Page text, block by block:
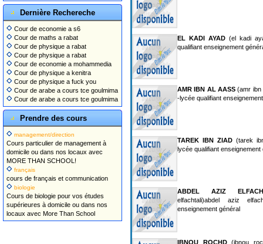
Dernière Rechereche
Cour de economie a s6
Cour de maths a rabat
Cour de physique a rabat
Cour de physique a rabat
Cour de economie a mohammedia
Cour de physique a kenitra
Cour de physique a fuck you
Cour de arabe a cours tce goulmima
Cour de arabe a cours tce goulmima
Prendre des cours
management/direction
Cours particulier de management à
domicile ou dans nos locaux avec
MORE THAN SCHOOL!
français
cours de français et communication
biologie
Cours de biologie pour vos études
supérieures à domicile ou dans nos
locaux avec More Than School
EL KADI AYAD (el kadi
qualifiant enseignement
AMR IBN AL AASS (amr ibn
-lycée qualifiant
TAREK IBN ZIAD (tarek
lycée qualifiant enseignement
ABDEL AZIZ
elfachtali)abdel aziz
enseignement général
IBNOU ROCHD(ibnou